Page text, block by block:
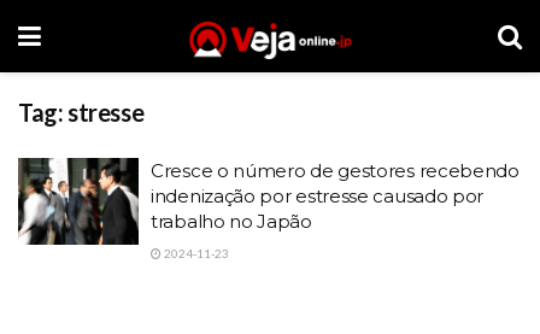
Tag:stresse
Cresce o número de gestores recebendo
indenização por estresse causado por
trabalho no Japão
2024-11-23